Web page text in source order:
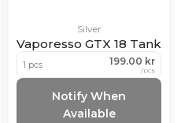
Silver
Vaporesso GTX 18 Tank
1 pcs 199.00 kr
/pcs
Notify When
Available